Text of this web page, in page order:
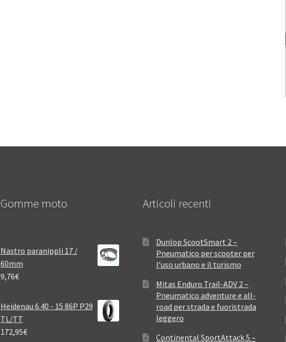
Gomme moto
Nastro paranippli 17 /
60mm
9,76€
Heidenau 6.40 - 15 86P P29
TL/TT
172,95€
Articoli recenti
Dunlop ScootSmart 2 –
Pneumatico per scooter per
l’uso urbano e il turismo
Mitas Enduro Trail-ADV 2 –
Pneumatico adventure e all-
road per strada e fuoristrada
leggero
Continental SportAttack 5 –